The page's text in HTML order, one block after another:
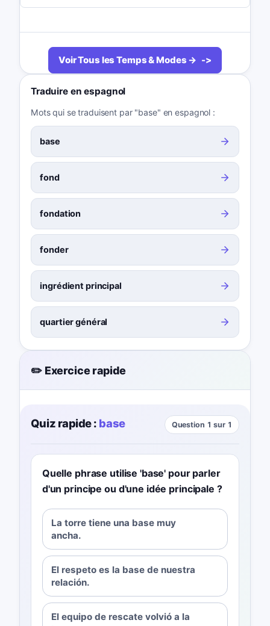
Voir Tous les Temps & Modes →
Traduire en espagnol
Mots qui se traduisent par "base" en espagnol :
base
fond
fondation
fonder
ingrédient principal
quartier général
✏️ Exercice rapide
Quiz rapide : base Question 1 sur 1
Quelle phrase utilise 'base' pour parler
d'un principe ou d'une idée principale ?
La torre tiene una base muy
ancha.
El respeto es la base de nuestra
relación.
El equipo de rescate volvió a la